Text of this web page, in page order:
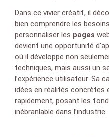
Dans ce vivier créatif, il
bien comprendre les
personnaliser les pages
devient une opportunité
où il développe non
techniques, mais aussi un
l’expérience utilisateur. Sa
idées en réalités concrètes
rapidement, posant les
inébranlable dans l’industrie.